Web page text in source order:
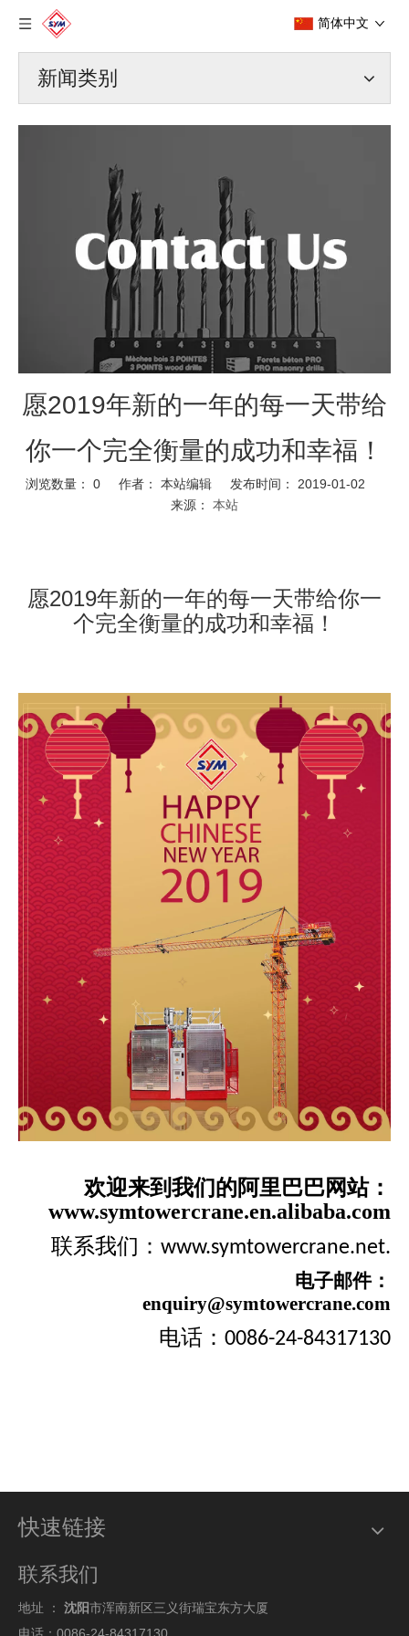
简体中文
新闻类别
愿2019年新的一年的每一天带给
你一个完全衡量的成功和幸福！
浏览数量： 0 作者： 本站编辑 发布时间： 2019-01-02
来源： 本站
愿2019年新的一年的每一天带给你一
个完全衡量的成功和幸福！
欢迎来到我们的阿里巴巴网站：
www.symtowercrane.en.alibaba.com
联系我们： www.symtowercrane.net.
电子邮件：
enquiry@symtowercrane.com
电话：0086-24-84317130
快速链接
联系我们
地址 ： 沈阳市浑南新区三义街瑞宝东方大厦